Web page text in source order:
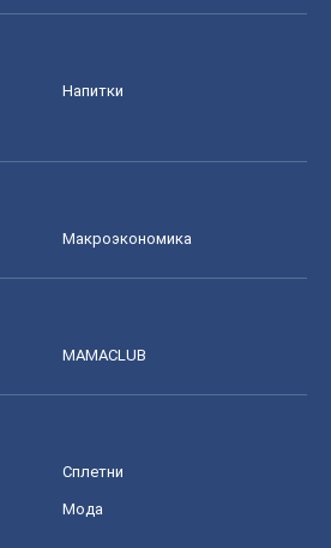
Напитки
Mакроэкономика
MAMACLUB
Сплетни
Мода